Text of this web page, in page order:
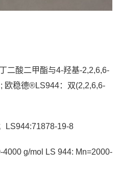
二酸二甲酯与4-羟基-2,2,6,6-
欧稳德®LS944：双(2,2,6,6-
LS944:71878-19-8
4000 g/mol LS 944: Mn=2000-